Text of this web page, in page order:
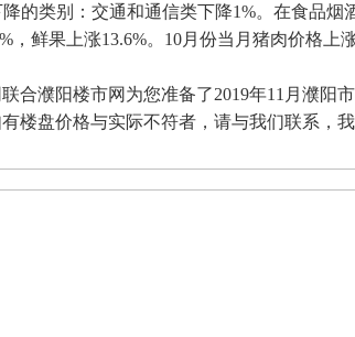
降的类别：交通和通信类下降1%。在食品烟
，鲜果上涨13.6%。10月份当月猪肉价格上涨
合濮阳楼市网为您准备了2019年11月濮阳
楼盘价格与实际不符者，请与我们联系，我